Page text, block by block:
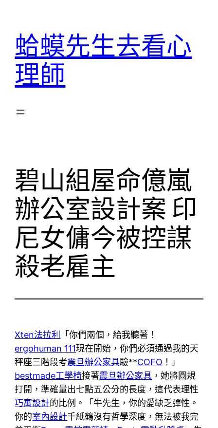
蛤蟆先生去看心
理師
碧山組屋命億嵐
辦公室設計案 印
尼女傭今被控謀
殺老雇主
Xten法拉利
「你們兩個，給我聽著！
ergohuman 111現在開始，你們必須通過我的天
秤座三階段考震旦辦公家具驗**COFO ！」
bestmade工學椅接著震旦辦公家具 ，她將圓規
打開，準確量出七點五公分的長度，這代表理性
巧寓設計的比例。「牛先生，你的愛缺乏彈性。
你的室內設計千紙鶴沒有哲學深度，無法被我完